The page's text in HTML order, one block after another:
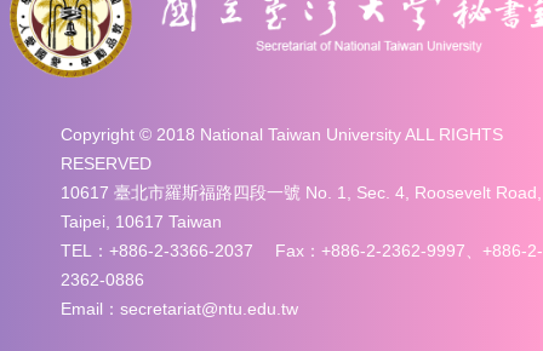
Copyright © 2018 National Taiwan University ALL RIGHTS
RESERVED
10617 臺北市羅斯福路四段一號 No. 1, Sec. 4, Roosevelt Road,
Taipei, 10617 Taiwan
TEL：+886-2-3366-2037 Fax：+886-2-2362-9997、+886-2-
2362-0886
Email：secretariat@ntu.edu.tw